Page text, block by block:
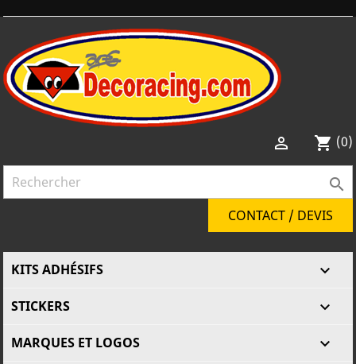
 shopping_cart (0)

CONTACT / DEVIS

KITS ADHÉSIFS

STICKERS

MARQUES ET LOGOS